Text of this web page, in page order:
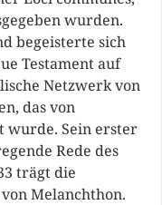
wurden.
begeisterte sich
Testament auf
Netzwerk von
das von
wurde. Sein erster
Rede des
trägt die
Melanchthon.